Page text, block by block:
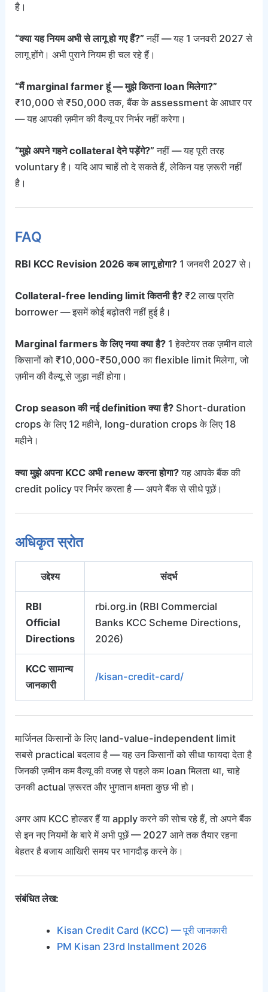
है।
“क्या यह नियम अभी से लागू हो गए हैं?” नहीं — यह 1 जनवरी 2027 से
लागू होंगे। अभी पुराने नियम ही चल रहे हैं।
“मैं marginal farmer हूं — मुझे कितना loan मिलेगा?”
₹10,000 से ₹50,000 तक, बैंक के assessment के आधार पर
— यह आपकी ज़मीन की वैल्यू पर निर्भर नहीं करेगा।
“मुझे अपने गहने collateral देने पड़ेंगे?” नहीं — यह पूरी तरह
voluntary है। यदि आप चाहें तो दे सकते हैं, लेकिन यह ज़रूरी नहीं
है।
FAQ
RBI KCC Revision 2026 कब लागू होगा? 1 जनवरी 2027 से।
Collateral-free lending limit कितनी है? ₹2 लाख प्रति
borrower — इसमें कोई बढ़ोतरी नहीं हुई है।
Marginal farmers के लिए नया क्या है? 1 हेक्टेयर तक ज़मीन वाले
किसानों को ₹10,000-₹50,000 का flexible limit मिलेगा, जो
ज़मीन की वैल्यू से जुड़ा नहीं होगा।
Crop season की नई definition क्या है? Short-duration
crops के लिए 12 महीने, long-duration crops के लिए 18
महीने।
क्या मुझे अपना KCC अभी renew करना होगा?यह आपके बैंक की
credit policy पर निर्भर करता है — अपने बैंक से सीधे पूछें।
अधिकृत स्रोत
उद्देश्य संदर्भ
RBI
Official
Directions
rbi.org.in (RBI Commercial
Banks KCC Scheme Directions,
2026)
KCC सामान्य
जानकारी
/kisan-credit-card/
मार्जिनल किसानों के लिए land-value-independent limit
सबसे practical बदलाव है — यह उन किसानों को सीधा फायदा देता है
जिनकी ज़मीन कम वैल्यू की वजह से पहले कम loan मिलता था, चाहे
उनकी actual ज़रूरत और भुगतान क्षमता कुछ भी हो।
अगर आप KCC होल्डर हैं या apply करने की सोच रहे हैं, तो अपने बैंक
से इन नए नियमों के बारे में अभी पूछें — 2027 आने तक तैयार रहना
बेहतर है बजाय आखिरी समय पर भागदौड़ करने के।
संबंधित लेख:
Kisan Credit Card (KCC) — पूरी जानकारी
PM Kisan 23rd Installment 2026